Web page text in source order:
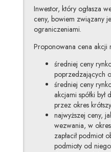
Inwestor, który ogłasza
ceny, bowiem związany
ograniczeniami.
Proponowana cena akcji
średniej ceny
poprzedzających
średniej ceny
akcjami spółki był
przez okres
najwyższej ceny,
wezwania, w
zapłacił podmiot
podmioty od